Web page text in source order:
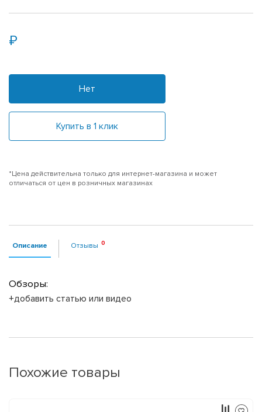
Нет
Купить в 1 клик
*Цена действительна только для интернет-магазина и может
отличаться от цен в розничных магазинах
Описание Отзывы
Обзоры:
+добавить статью или видео
Похожие товары